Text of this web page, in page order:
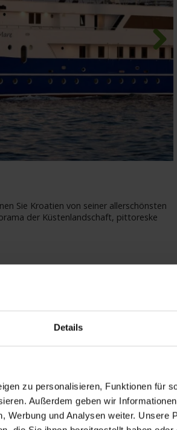
Details
zu personalisieren, Funktionen für
Außerdem geben wir
Werbung und Analysen weiter. Unsere
Next
Sie Kroatien von seiner allerschönsten
der Küstenlandschaft, pittoreske
ca. 16:00 Uhr